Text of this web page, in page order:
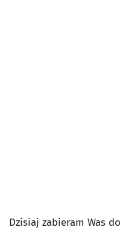
Dzisiaj zabieram Was